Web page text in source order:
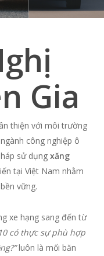
Gia
thiện với môi trường
công nghiệp ô
sử dụng xăng
tại Việt Nam nhằm
vững.
xe hạng sang đến từ
có thực sự phù hợp
luôn là mối băn